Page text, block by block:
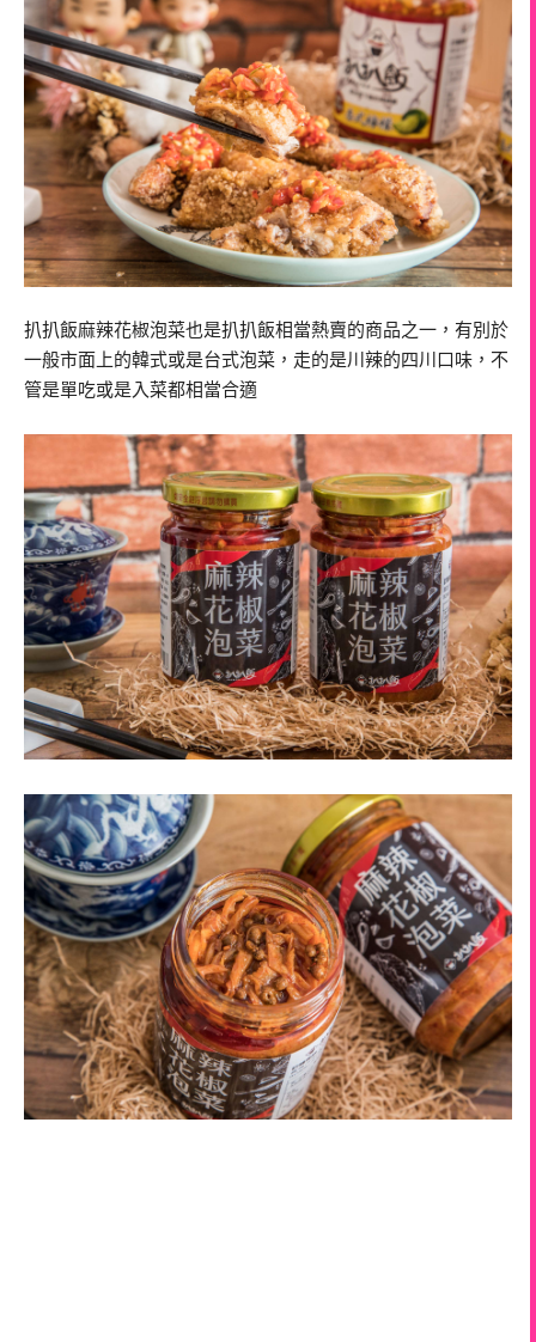
扒扒飯麻辣花椒泡菜也是扒扒飯相當熱賣的商品之一，有別於
一般市面上的韓式或是台式泡菜，走的是川辣的四川口味，不
管是單吃或是入菜都相當合適